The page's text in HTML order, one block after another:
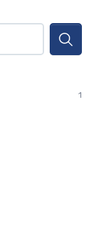
1